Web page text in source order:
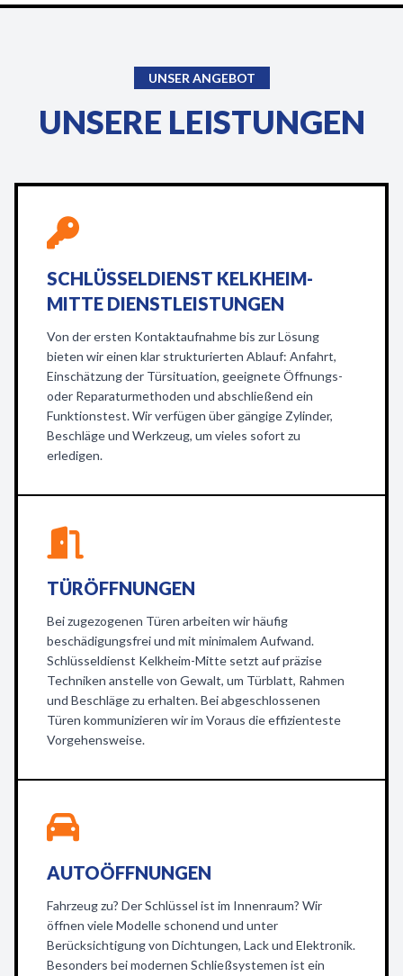
UNSER ANGEBOT
UNSERE LEISTUNGEN
SCHLÜSSELDIENST KELKHEIM-
MITTE DIENSTLEISTUNGEN
Von der ersten Kontaktaufnahme bis zur Lösung
bieten wir einen klar strukturierten Ablauf: Anfahrt,
Einschätzung der Türsituation, geeignete Öffnungs-
oder Reparaturmethoden und abschließend ein
Funktionstest. Wir verfügen über gängige Zylinder,
Beschläge und Werkzeug, um vieles sofort zu
erledigen.
TÜRÖFFNUNGEN
Bei zugezogenen Türen arbeiten wir häufig
beschädigungsfrei und mit minimalem Aufwand.
Schlüsseldienst Kelkheim-Mitte setzt auf präzise
Techniken anstelle von Gewalt, um Türblatt, Rahmen
und Beschläge zu erhalten. Bei abgeschlossenen
Türen kommunizieren wir im Voraus die effizienteste
Vorgehensweise.
AUTOÖFFNUNGEN
Fahrzeug zu? Der Schlüssel ist im Innenraum? Wir
öffnen viele Modelle schonend und unter
Berücksichtigung von Dichtungen, Lack und Elektronik.
Besonders bei modernen Schließsystemen ist ein